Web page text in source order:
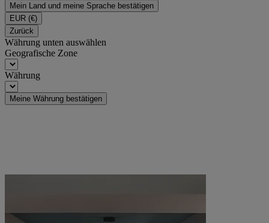
Mein Land und meine Sprache bestätigen
EUR (€)
Zurück
Währung unten auswählen
Geografische Zone
Währung
Meine Währung bestätigen